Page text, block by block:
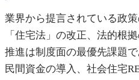
業界から提言されている政
「住宅法」の改正、法的根
推進は制度面の最優先課題
民間資金の導入、社会住宅